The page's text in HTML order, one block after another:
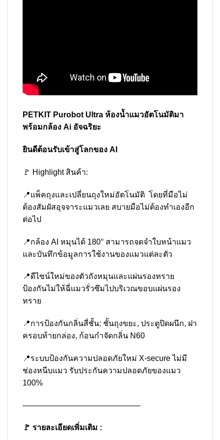
PETKIT Purobot Ultra ห้องน้ำแมวอัตโนมัติมา
พร้อมกล้อง Ai อัจฉริยะ
ยินดีต้อนรับเข้าสู่โลกของ AI
🚩 Highlight สินค้า:
📍แพ็คถุงและเปลี่ยนถุงใหม่อัตโนมัติ โดยที่มือไม่
ต้องสัมผัสอุจจาระแมวเลย สบายมือไม่ต้องทำเองอีก
ต่อไป
📍กล้อง AI หมุนได้ 180° สามารถจดจำใบหน้าแมว
และบันทึกข้อมูลการใช้งานของแมวแต่ละตัว
📍ดีไซน์ใหม่ของตัวถังหมุนและแผ่นรองทราย
ป้องกันไม่ให้ฉี่แมวรั่วซึมไปบริเวณขอบแผ่นรอง
ทราย
📍การป้องกันกลิ่นสี่ชั้น: ชั้นถุงขยะ, ประตูปิดผนึก, ฝา
ครอบท้ายกล่อง, ก้อนกำจัดกลิ่น N60
📍ระบบป้องกันความปลอดภัยใหม่ X-secure ไม่มี
ช่องหนีบแมว รับประกันความปลอดภัยของแมว
100%
———————————————
🚩 รายละเอียดเพิ่มเติม :